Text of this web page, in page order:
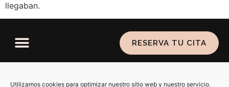
Utilizamos cookies para optimizar nuestro sitio web y nuestro servicio.
llegaban.
RESERVA TU CITA
cookies